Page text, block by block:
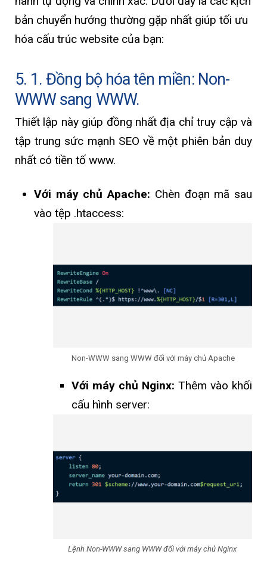
bản chuyển hướng thường gặp nhất giúp tối ưu
hóa cấu trúc website của bạn:
5. 1. Đồng bộ hóa tên miền: Non-
WWW sang WWW.
Thiết lập này giúp đồng nhất địa chỉ truy cập và
tập trung sức mạnh SEO về một phiên bản duy
nhất có tiền tố www.
Với máy chủ Apache: Chèn đoạn mã sau
vào tệp .htaccess:
Non-WWW sang WWW đối với máy chủ Apache
Với máy chủ Nginx: Thêm vào khối
cấu hình server:
Lệnh Non-WWW sang WWW đối với máy chủ Nginx